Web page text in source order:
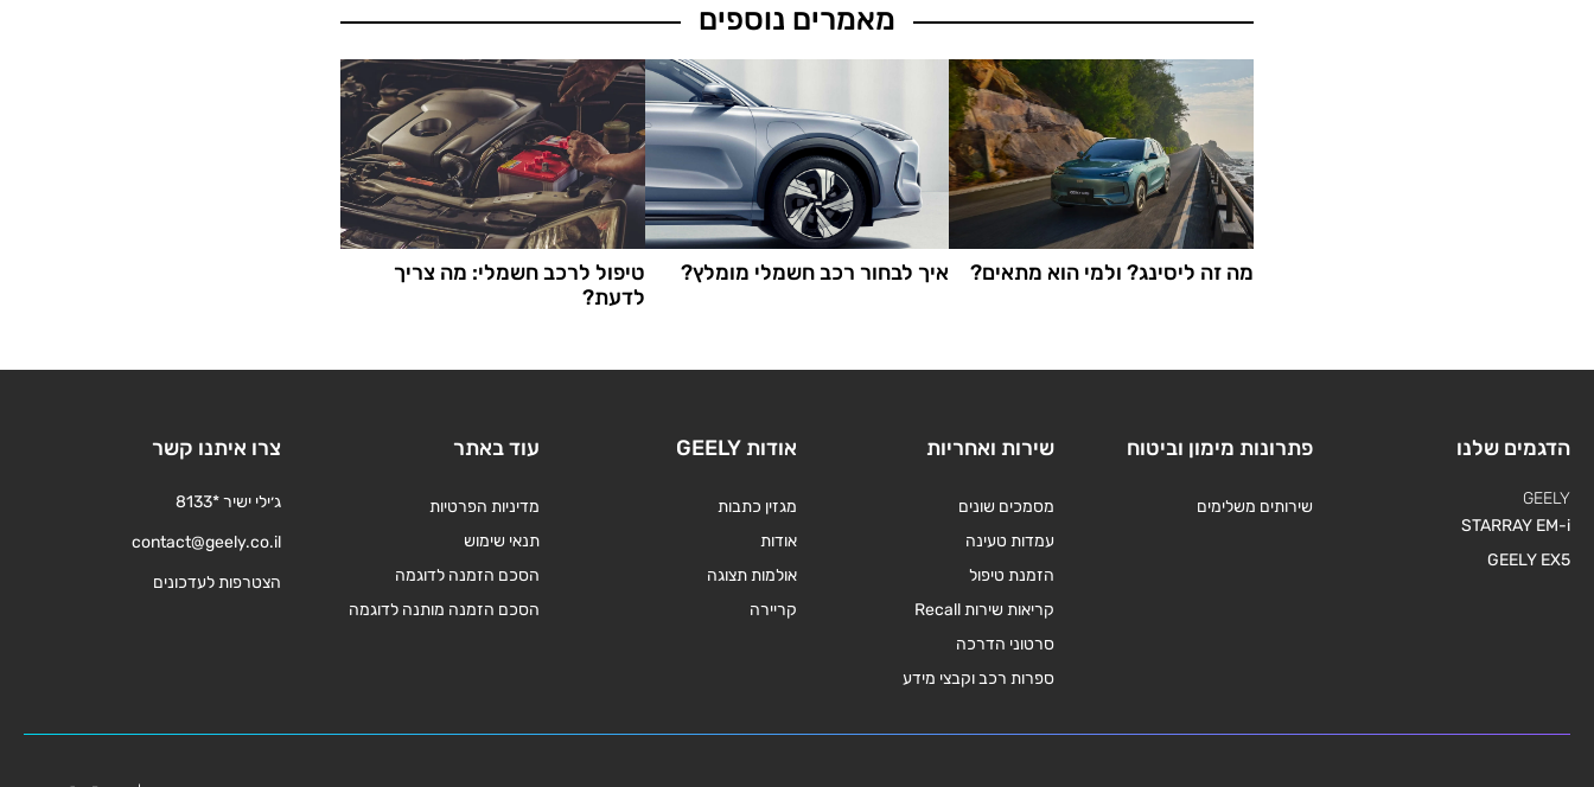
מאמרים נוספים
מה זה ליסינג? ולמי הוא מתאים? איך לבחור רכב חשמלי מומלץ?
טיפול לרכב חשמלי: מה צריך
לדעת?
הדגמים שלנו
GEELY
STARRAY EM-i
GEELY EX5
פתרונות מימון וביטוח
שירותים משלימים
שירות ואחריות
מסמכים שונים
עמדות טעינה
הזמנת טיפול
קריאות שירות Recall
סרטוני הדרכה
ספרות רכב וקבצי מידע
אודות GEELY
מגזין כתבות
אודות
אולמות תצוגה
קריירה
עוד באתר
מדיניות הפרטיות
תנאי שימוש
הסכם הזמנה לדוגמה
הסכם הזמנה מותנה לדוגמה
צרו איתנו קשר
ג׳ילי ישיר *8133
contact@geely.co.il
הצטרפות לעדכונים